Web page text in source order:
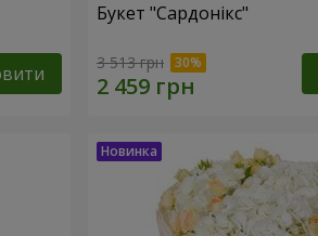
Букет "Сардонікс"
3 513 грн